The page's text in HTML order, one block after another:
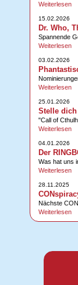
Weiterlesen
15.02.2026
Dr. Who,
Spannende
Weiterlesen
03.02.2026
Weiterlesen
25.01.2026
Stelle
"Call of
Weiterlesen
04.01.2026
Der
Was hat uns
Weiterlesen
28.11.2025
Nächste
Weiterlesen